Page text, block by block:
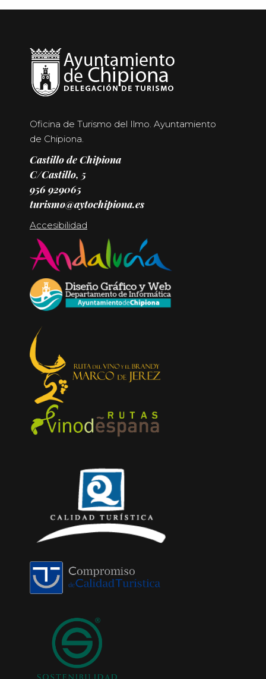
Oficina de Turismo del Ilmo. Ayuntamiento
de Chipiona.
Castillo de Chipiona
C/Castillo, 5
956 929065
turismo@aytochipiona.es
Accesibilidad